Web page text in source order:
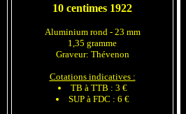
10 centimes 1922
Aluminium rond - 23 mm
1,35 gramme
Graveur: Thévenon
Cotations indicatives :
TB à TTB : 3 €
SUP à FDC : 6 €